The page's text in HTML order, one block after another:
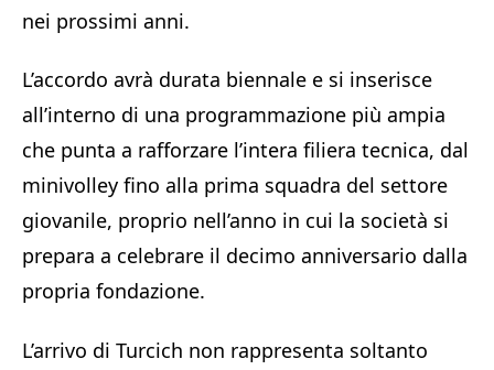
nei prossimi anni.
L’accordo avrà durata biennale e si inserisce
all’interno di una programmazione più ampia
che punta a rafforzare l’intera filiera tecnica, dal
minivolley fino alla prima squadra del settore
giovanile, proprio nell’anno in cui la società si
prepara a celebrare il decimo anniversario dalla
propria fondazione.
L’arrivo di Turcich non rappresenta soltanto